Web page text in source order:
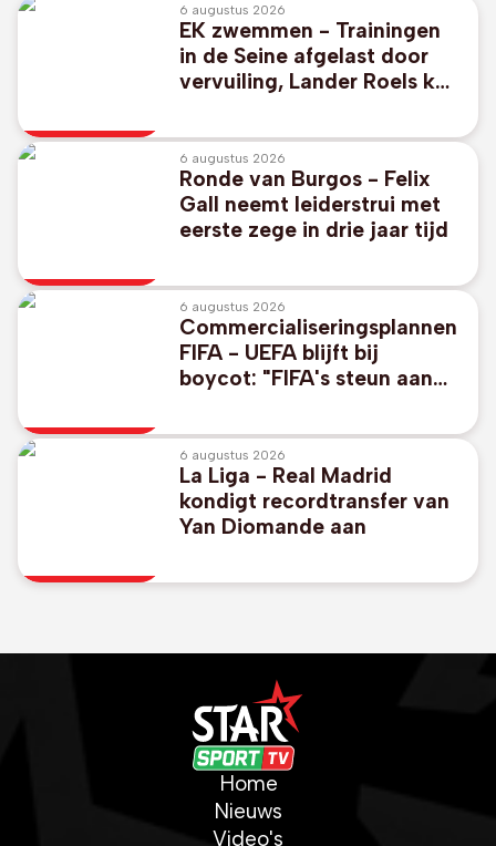
6 augustus 2026
EK zwemmen - Trainingen
in de Seine afgelast door
vervuiling, Lander Roels kan
6 augustus 2026
Ronde van Burgos - Felix
Gall neemt leiderstrui met
eerste zege in drie jaar tijd
6 augustus 2026
Commercialiseringsplannen
FIFA - UEFA blijft bij
boycot: "FIFA's steun aan
6 augustus 2026
La Liga - Real Madrid
kondigt recordtransfer van
Yan Diomande aan
Home
Nieuws
Video's